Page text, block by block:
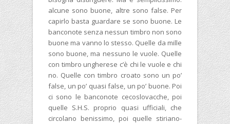
alcune sono buone, altre sono false. Per
capirlo basta guardare se sono buone. Le
banconote senza nessun timbro non sono
buone ma vanno lo stesso. Quelle da mille
sono buone, ma nessuno le vuole. Quelle
con timbro ungherese c’è chi le vuole e chi
no. Quelle con timbro croato sono un po’
false, un po’ quasi false, un po’ buone. Poi
ci sono le banconote cecoslovacche, poi
quelle S.H.S. proprio quasi ufficiali, che
circolano benissimo, poi quelle stiriano-